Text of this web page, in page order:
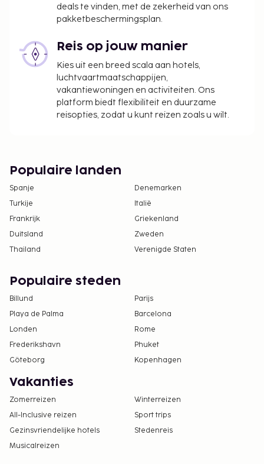
deals te vinden, met de zekerheid van ons
pakketbeschermingsplan.
Reis op jouw manier
Kies uit een breed scala aan hotels,
luchtvaartmaatschappijen,
vakantiewoningen en activiteiten. Ons
platform biedt flexibiliteit en duurzame
reisopties, zodat u kunt reizen zoals u wilt.
Populaire landen
Spanje
Denemarken
Turkije
Italië
Frankrijk
Griekenland
Duitsland
Zweden
Thailand
Verenigde Staten
Populaire steden
Billund
Parijs
Playa de Palma
Barcelona
Londen
Rome
Frederikshavn
Phuket
Göteborg
Kopenhagen
Vakanties
Zomerreizen
Winterreizen
All-Inclusive reizen
Sport trips
Gezinsvriendelijke hotels
Stedenreis
Musicalreizen